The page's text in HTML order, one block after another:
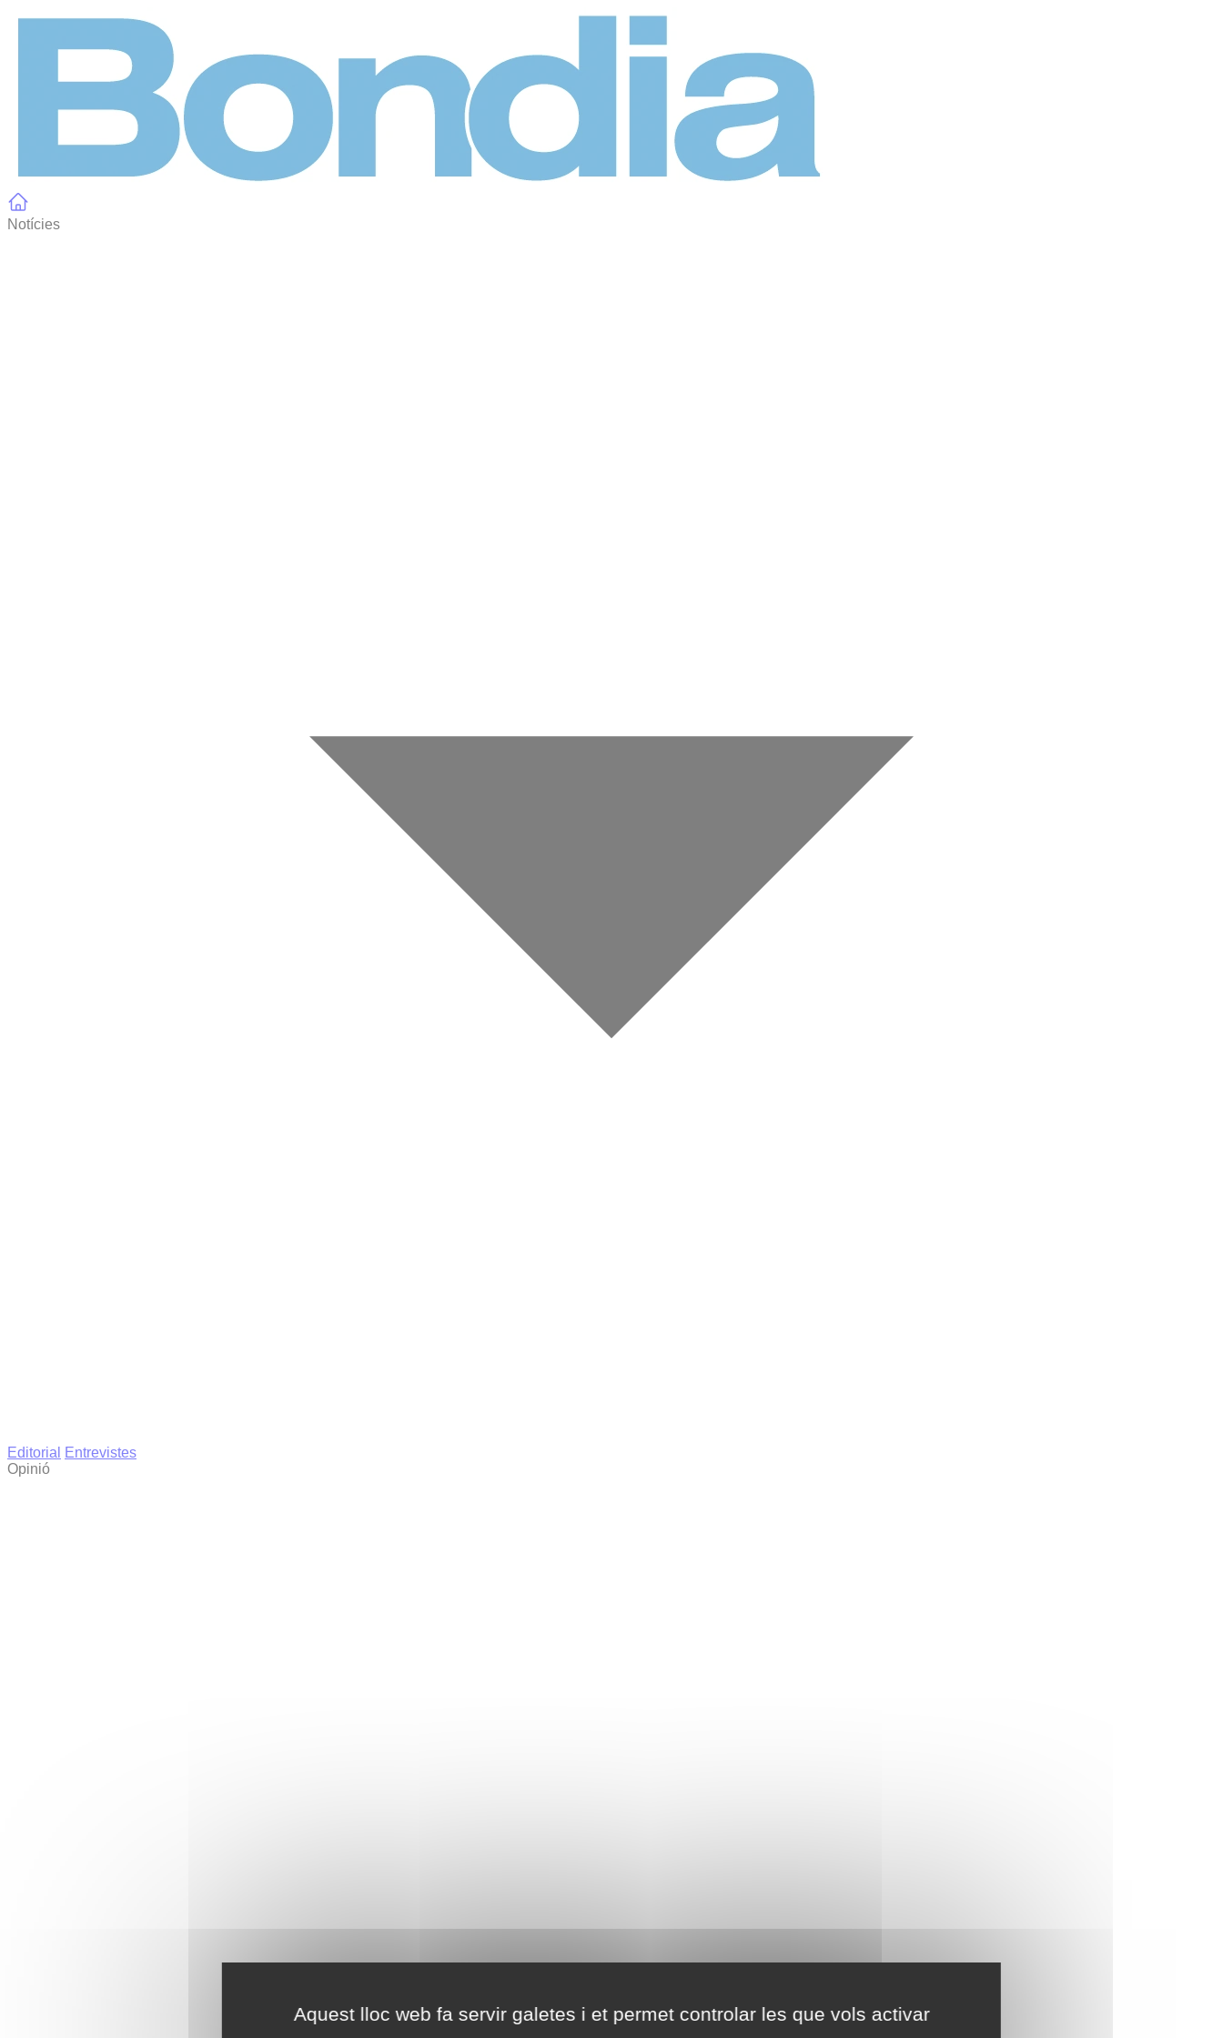
Aquest lloc web fa servir galetes i et permet controlar les que vols activar
Notícies
Editorial
Entrevistes
Opinió